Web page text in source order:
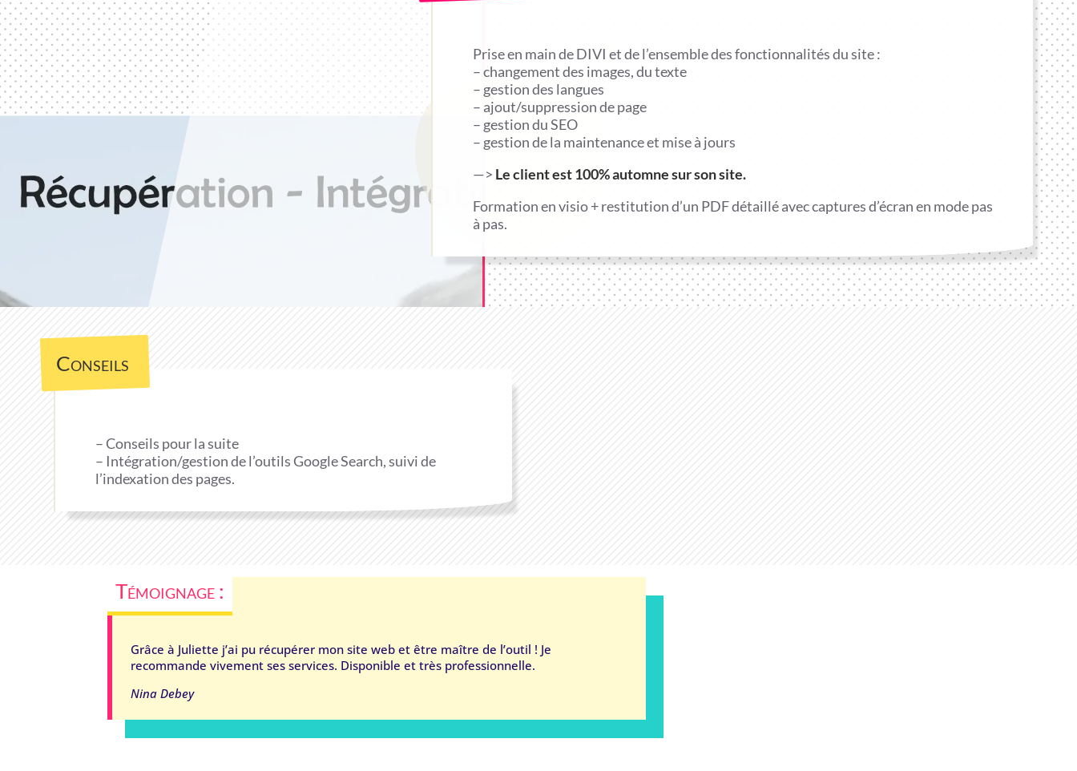
Prise en main de DIVI et de l’ensemble des fonctionnalités du site :
– changement des images, du texte
– gestion des langues
– ajout/suppression de page
– gestion du SEO
– gestion de la maintenance et mise à jours
—> Le client est 100% automne sur son site.
Formation en visio + restitution d’un PDF détaillé avec captures d’écran en mode pas
à pas.
Conseils
– Conseils pour la suite
– Intégration/gestion de l’outils Google Search, suivi de
l’indexation des pages.
Témoignage :
Grâce à Juliette j’ai pu récupérer mon site web et être maître de l’outil ! Je
recommande vivement ses services. Disponible et très professionnelle.
Nina Debey